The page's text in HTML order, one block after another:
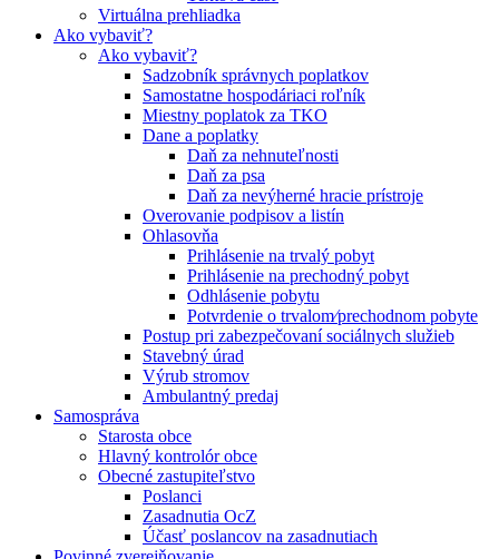
Virtuálna prehliadka
Ako vybaviť?
Ako vybaviť?
Sadzobník správnych poplatkov
Samostatne hospodáriaci roľník
Miestny poplatok za TKO
Dane a poplatky
Daň za nehnuteľnosti
Daň za psa
Daň za nevýherné hracie prístroje
Overovanie podpisov a listín
Ohlasovňa
Prihlásenie na trvalý pobyt
Prihlásenie na prechodný pobyt
Odhlásenie pobytu
Potvrdenie o trvalom⁄prechodnom pobyte
Postup pri zabezpečovaní sociálnych služieb
Stavebný úrad
Výrub stromov
Ambulantný predaj
Samospráva
Starosta obce
Hlavný kontrolór obce
Obecné zastupiteľstvo
Poslanci
Zasadnutia OcZ
Účasť poslancov na zasadnutiach